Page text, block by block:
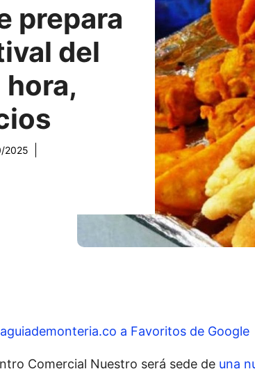
prepara
del
2025
a Favoritos de Google
Comercial Nuestro será sede de una